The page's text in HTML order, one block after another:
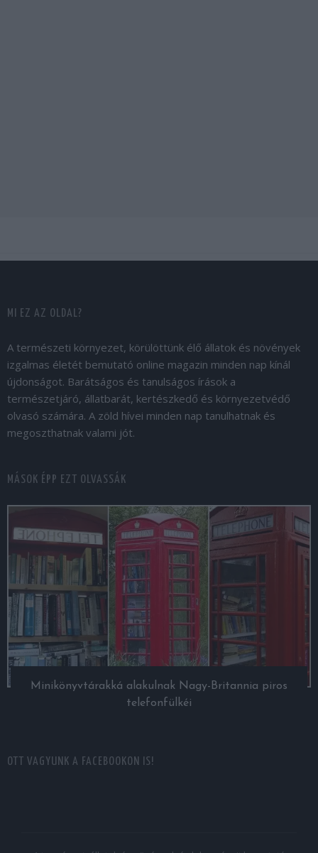
MI EZ AZ OLDAL?
A természeti környezet, körülöttünk élő állatok és növények
izgalmas életét bemutató online magazin minden nap kínál
újdonságot. Barátságos és tanulságos írások a
természetjáró, állatbarát, kertészkedő és környezetvédő
olvasó számára. A zöld hívei minden nap tanulhatnak és
megoszthatnak valami jót.
MÁSOK ÉPP EZT OLVASSÁK
Minikönyvtárakká alakulnak Nagy-Britannia piros
telefonfülkéi
OTT VAGYUNK A FACEBOOKON IS!